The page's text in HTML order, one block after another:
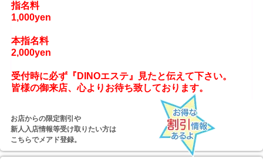
指名料
1,000yen
本指名料
2,000yen
受付時に必ず『DINOエステ』見たと伝えて下さい。
お店からの限定割引や
新人入店情報等受け取りたい方は
こちらでメアド登録。